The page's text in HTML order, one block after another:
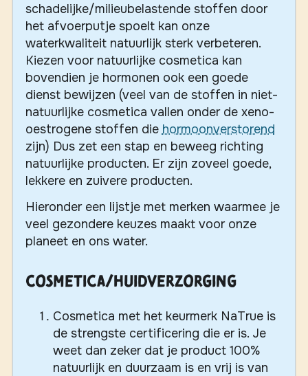
schadelijke/milieubelastende stoffen door
het afvoerputje spoelt kan onze
waterkwaliteit natuurlijk sterk verbeteren.
Kiezen voor natuurlijke cosmetica kan
bovendien je hormonen ook een goede
dienst bewijzen (veel van de stoffen in niet-
natuurlijke cosmetica vallen onder de xeno-
oestrogene stoffen die hormoonverstorend
zijn) Dus zet een stap en beweeg richting
natuurlijke producten. Er zijn zoveel goede,
lekkere en zuivere producten.
Hieronder een lijstje met merken waarmee je
veel gezondere keuzes maakt voor onze
planeet en ons water.
Cosmetica/huidverzorging
Cosmetica met het keurmerk NaTrue is
de strengste certificering die er is. Je
weet dan zeker dat je product 100%
natuurlijk en duurzaam is en vrij is van